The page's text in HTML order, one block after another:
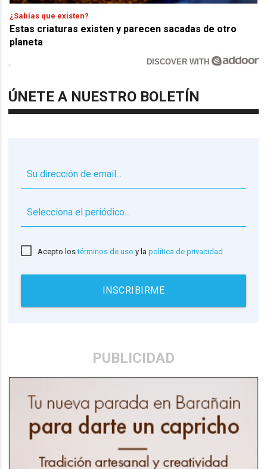
¿Sabías que existen?
Estas criaturas existen y parecen sacadas de otro
planeta
DISCOVER WITH
ÚNETE A NUESTRO BOLETÍN
Acepto lostérminos de uso y lapolítica de privacidad
INSCRIBIRME
PUBLICIDAD